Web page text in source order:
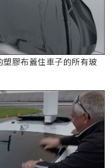
膠布蓋住車子的所有玻